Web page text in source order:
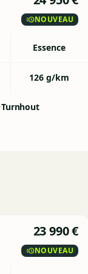
NOUVEAU
Essence
126 g/km
Turnhout
23 990 €
NOUVEAU